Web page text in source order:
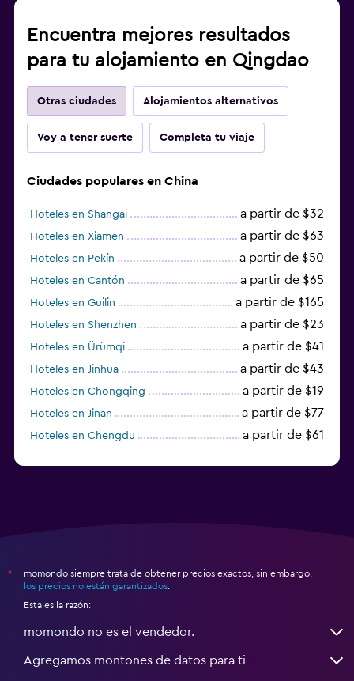
Encuentra mejores resultados
para tu alojamiento en Qingdao
Otras ciudades Alojamientos alternativos
Voy a tener suerte Completa tu viaje
Ciudades populares en China
Hoteles en Shangai a partir de $32
Hoteles en Xiamen a partir de $63
Hoteles en Pekín a partir de $50
Hoteles en Cantón a partir de $65
Hoteles en Guilin a partir de $165
Hoteles en Shenzhen a partir de $23
Hoteles en Ürümqi a partir de $41
Hoteles en Jinhua a partir de $43
Hoteles en Chongqing a partir de $19
Hoteles en Jinan a partir de $77
Hoteles en Chengdu a partir de $61
*
momondo siempre trata de obtener precios exactos, sin embargo,
los precios no están garantizados
Esta es la razón:
momondo no es el vendedor.
Agregamos montones de datos para ti